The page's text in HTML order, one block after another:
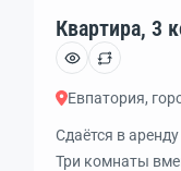
Квартира, 3
код: 328455
Евпатория,
Сдаётся в
Три комнаты